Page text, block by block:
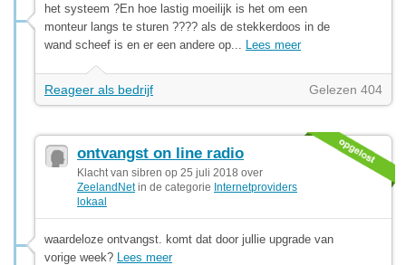
het systeem ?En hoe lastig moeilijk is het om een
monteur langs te sturen ???? als de stekkerdoos in de
wand scheef is en er een andere op... Lees meer
Reageer als bedrijf Gelezen 404
ontvangst on line radio
Klacht van sibren op 25 juli 2018 over
ZeelandNetin de categorie Internetproviders
lokaal
waardeloze ontvangst. komt dat door jullie upgrade van
vorige week? Lees meer